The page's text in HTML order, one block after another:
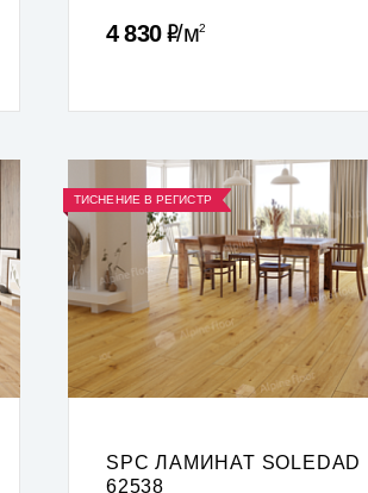
4 830Р м2
ТИСНЕНИЕ В РЕГИСТР
SPC ЛАМИНАТ SOLEDAD
62538